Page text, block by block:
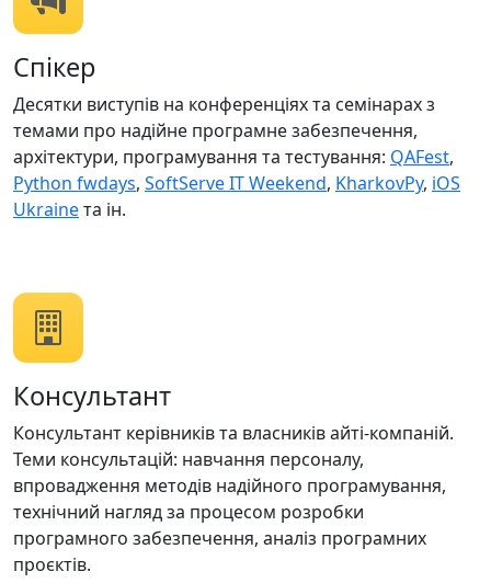
Спікер
Десятки виступів на конференціях та семінарах з
темами про надійне програмне забезпечення,
архітектури, програмування та тестування: QAFest,
Python fwdays, SoftServe IT Weekend, KharkovPy, iOS
Ukraineта ін.
Консультант
Консультант керівників та власників айті-компаній.
Теми консультацій: навчання персоналу,
впровадження методів надійного програмування,
технічний нагляд за процесом розробки
програмного забезпечення, аналіз програмних
проєктів.